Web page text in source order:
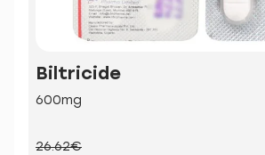
Biltricide
600mg
26.62€